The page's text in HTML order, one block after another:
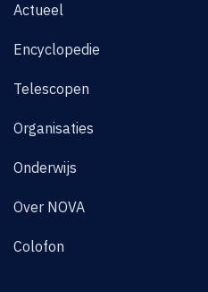
Actueel
Encyclopedie
Telescopen
Organisaties
Onderwijs
Over NOVA
Colofon